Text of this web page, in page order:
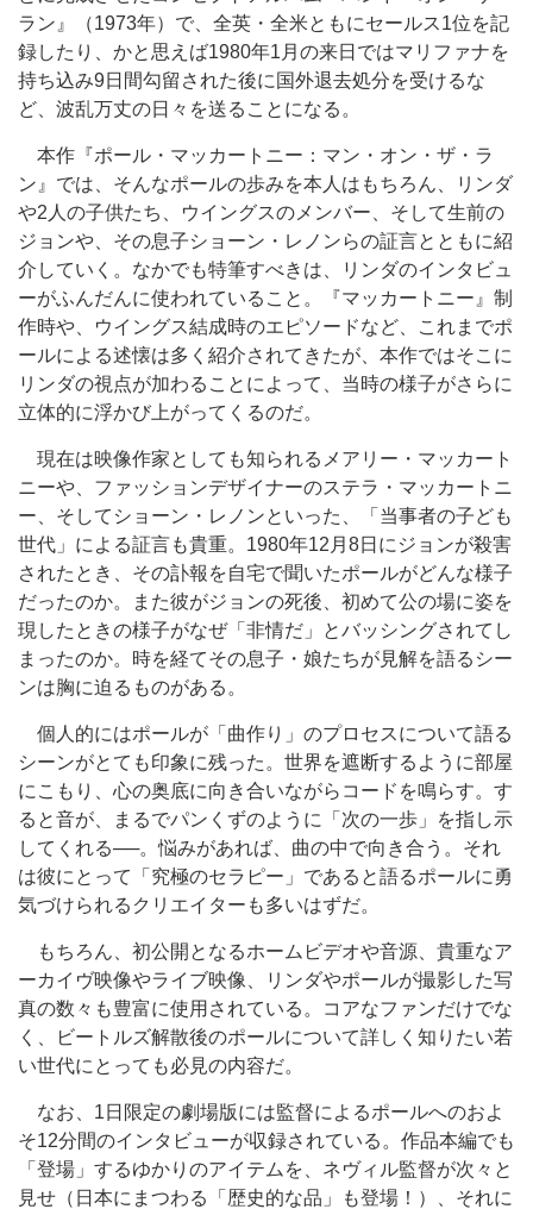
ラン』（1973年）で、全英・全米ともにセールス1位を記
録したり、かと思えば1980年1月の来日ではマリファナを
持ち込み9日間勾留された後に国外退去処分を受けるな
ど、波乱万丈の日々を送ることになる。
本作『ポール・マッカートニー：マン・オン・ザ・ラ
ン』では、そんなポールの歩みを本人はもちろん、リンダ
や2人の子供たち、ウイングスのメンバー、そして生前の
ジョンや、その息子ショーン・レノンらの証言とともに紹
介していく。なかでも特筆すべきは、リンダのインタビュ
ーがふんだんに使われていること。『マッカートニー』制
作時や、ウイングス結成時のエピソードなど、これまでポ
ールによる述懐は多く紹介されてきたが、本作ではそこに
リンダの視点が加わることによって、当時の様子がさらに
立体的に浮かび上がってくるのだ。
現在は映像作家としても知られるメアリー・マッカート
ニーや、ファッションデザイナーのステラ・マッカートニ
ー、そしてショーン・レノンといった、「当事者の子ども
世代」による証言も貴重。1980年12月8日にジョンが殺害
されたとき、その訃報を自宅で聞いたポールがどんな様子
だったのか。また彼がジョンの死後、初めて公の場に姿を
現したときの様子がなぜ「非情だ」とバッシングされてし
まったのか。時を経てその息子・娘たちが見解を語るシー
ンは胸に迫るものがある。
個人的にはポールが「曲作り」のプロセスについて語る
シーンがとても印象に残った。世界を遮断するように部屋
にこもり、心の奥底に向き合いながらコードを鳴らす。す
ると音が、まるでパンくずのように「次の一歩」を指し示
してくれる──。悩みがあれば、曲の中で向き合う。それ
は彼にとって「究極のセラピー」であると語るポールに勇
気づけられるクリエイターも多いはずだ。
もちろん、初公開となるホームビデオや音源、貴重なア
ーカイヴ映像やライブ映像、リンダやポールが撮影した写
真の数々も豊富に使用されている。コアなファンだけでな
く、ビートルズ解散後のポールについて詳しく知りたい若
い世代にとっても必見の内容だ。
なお、1日限定の劇場版には監督によるポールへのおよ
そ12分間のインタビューが収録されている。作品本編でも
「登場」するゆかりのアイテムを、ネヴィル監督が次々と
見せ（日本にまつわる「歴史的な品」も登場！）、それに